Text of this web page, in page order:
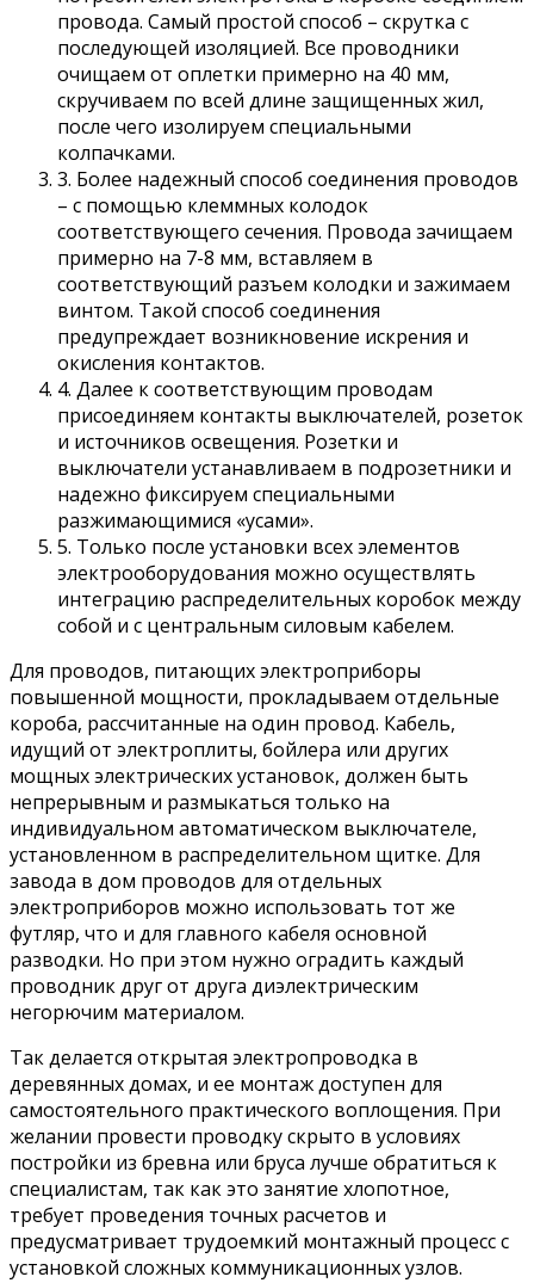
провода. Самый простой способ – скрутка с
последующей изоляцией. Все проводники
очищаем от оплетки примерно на 40 мм,
скручиваем по всей длине защищенных жил,
после чего изолируем специальными
колпачками.
3. Более надежный способ соединения проводов
– с помощью клеммных колодок
соответствующего сечения. Провода зачищаем
примерно на 7-8 мм, вставляем в
соответствующий разъем колодки и зажимаем
винтом. Такой способ соединения
предупреждает возникновение искрения и
окисления контактов.
4. Далее к соответствующим проводам
присоединяем контакты выключателей, розеток
и источников освещения. Розетки и
выключатели устанавливаем в подрозетники и
надежно фиксируем специальными
разжимающимися «усами».
5. Только после установки всех элементов
электрооборудования можно осуществлять
интеграцию распределительных коробок между
собой и с центральным силовым кабелем.
Для проводов, питающих электроприборы
повышенной мощности, прокладываем отдельные
короба, рассчитанные на один провод. Кабель,
идущий от электроплиты, бойлера или других
мощных электрических установок, должен быть
непрерывным и размыкаться только на
индивидуальном автоматическом выключателе,
установленном в распределительном щитке. Для
завода в дом проводов для отдельных
электроприборов можно использовать тот же
футляр, что и для главного кабеля основной
разводки. Но при этом нужно оградить каждый
проводник друг от друга диэлектрическим
негорючим материалом.
Так делается открытая электропроводка в
деревянных домах, и ее монтаж доступен для
самостоятельного практического воплощения. При
желании провести проводку скрыто в условиях
постройки из бревна или бруса лучше обратиться к
специалистам, так как это занятие хлопотное,
требует проведения точных расчетов и
предусматривает трудоемкий монтажный процесс с
установкой сложных коммуникационных узлов.